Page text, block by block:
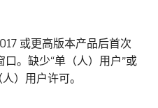
或更高版本产品后首次
口。缺少“单（人）用户”或
）用户许可。